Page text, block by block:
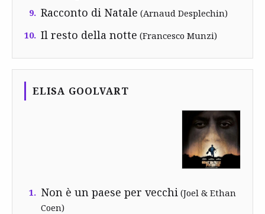
9. Racconto di Natale (Arnaud Desplechin)
10. Il resto della notte (Francesco Munzi)
ELISA GOOLVART
1. Non è un paese per vecchi (Joel & Ethan
Coen)